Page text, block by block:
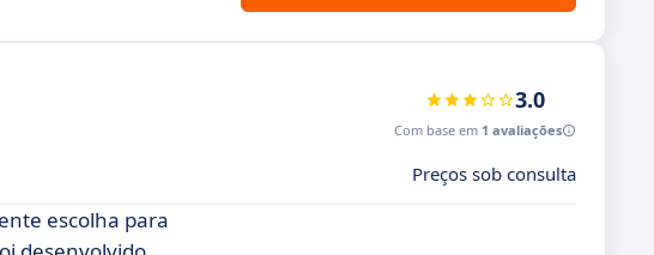
3.0
Com base em 1 avaliações
Preços sob consulta
escolha para